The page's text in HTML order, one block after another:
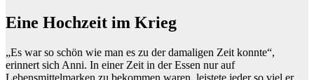
Eine Hochzeit im Krieg
„Es war so schön wie man es zu der damaligen Zeit konnte“,
erinnert sich Anni. In einer Zeit in der Essen nur auf
Lebensmittelmarken zu bekommen waren, leistete jeder so viel er